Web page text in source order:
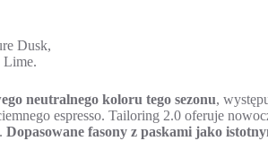
Dusk,
Lime.
neutralnego koloru tego sezonu,
espresso. Tailoring 2.0 oferuje
Dopasowane fasony z paskami jako